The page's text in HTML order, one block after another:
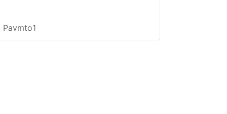
Pavmto1